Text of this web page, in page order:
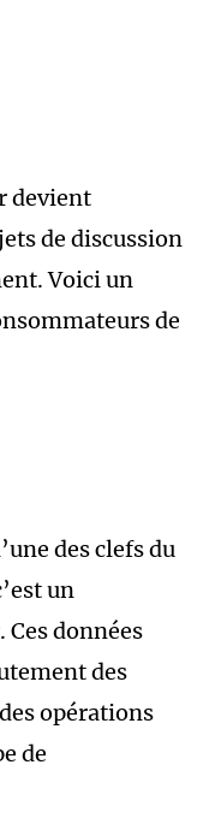
devient
de discussion
Voici un
de
des clefs du
un
Ces données
des
opérations
de